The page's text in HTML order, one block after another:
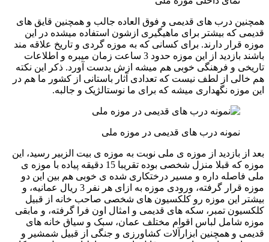
همچنین درب های قدیمی و فوق العاده جالب و همچنین قایق های
قدیمی که بیشتر برای ماهیگیری ازشون استفاده میشده در این
موزه قرار دارند. برای کسانی که به موزه گردی و تاریخ علاقه مند
باشند بازدید از این موزه حدود 3 ساعت زمان میبره و اطلاعات
تاریخی و فرهنگی خوبی هم میشه ازش بدست آورد. ذکر این نکته
هم خالی از لطف نیست که تعدادی آثار باستانی از کشور ما هم در
این موزه نگهداری میشه که برای ما نوستالژیک و جالبه.
نمونه درب های قدیمی در موزه ملی
بعد از بازدید از موزه ی ملی نوبت به موزه ی بیت الزبیر رسید، این
موزه که قبلا منزل شخصی بوده تقریبا 15 دقیقه پیاده با موزه ی
ملی فاصله داره و مسیر درختکاری شده ی خوبی هم بین این دو
موزه قرار گرفته، ورودی موزه به ازای هر نفر 3 ریال عمانیه، و
بیشتر این موزه رو کلکسیون های شخصی صاحب خانه از قبیل
کلکسیون تمبر، سکه های قدیمی و امثال اون فرا گرفته، و مابقی
موزه شامل لباس اقوام مختلف عمان، سبک و سیاق خانه های
قدیمی و همچنین ابزارآلات کشاورزی و جنگی از قبیل شمشیر و